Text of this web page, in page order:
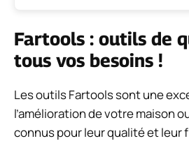
Fartools : outils de
tous vos besoins !
Les outils Fartools sont une
l’amélioration de votre maison
connus pour leur qualité et leur